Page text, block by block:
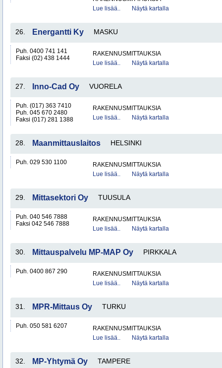
Lue lisää..
Näytä kartalla
26. Energantti Ky MASKU
Puh. 0400 741 141
Faksi (02) 438 1444
RAKENNUSMITTAUKSIA
Lue lisää..
Näytä kartalla
27. Inno-Cad Oy VUORELA
Puh. (017) 363 7410
Puh. 045 670 2480
Faksi (017) 281 1388
RAKENNUSMITTAUKSIA
Lue lisää..
Näytä kartalla
28. Maanmittauslaitos HELSINKI
Puh. 029 530 1100
RAKENNUSMITTAUKSIA
Lue lisää..
Näytä kartalla
29. Mittasektori Oy TUUSULA
Puh. 040 546 7888
Faksi 042 546 7888
RAKENNUSMITTAUKSIA
Lue lisää..
Näytä kartalla
30. Mittauspalvelu MP-MAP Oy PIRKKALA
Puh. 0400 867 290
RAKENNUSMITTAUKSIA
Lue lisää..
Näytä kartalla
31. MPR-Mittaus Oy TURKU
Puh. 050 581 6207
RAKENNUSMITTAUKSIA
Lue lisää..
Näytä kartalla
32. MP-Yhtymä Oy TAMPERE